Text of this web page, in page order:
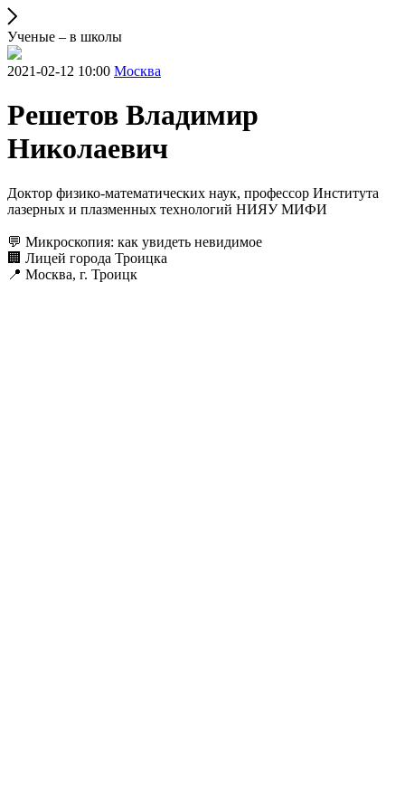
Ученые – в школы
2021-02-12 10:00 Москва
Решетов Владимир
Николаевич
Доктор физико-математических наук, профессор Института
лазерных и плазменных технологий НИЯУ МИФИ
💬 Микроскопия: как увидеть невидимое
🏢 Лицей города Троицка
📍 Москва, г. Троицк